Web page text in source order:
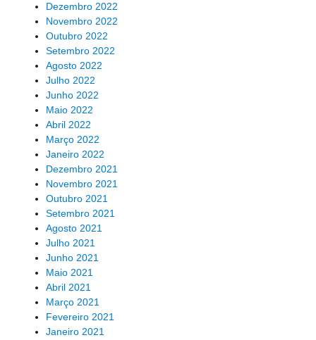
Dezembro 2022
Novembro 2022
Outubro 2022
Setembro 2022
Agosto 2022
Julho 2022
Junho 2022
Maio 2022
Abril 2022
Março 2022
Janeiro 2022
Dezembro 2021
Novembro 2021
Outubro 2021
Setembro 2021
Agosto 2021
Julho 2021
Junho 2021
Maio 2021
Abril 2021
Março 2021
Fevereiro 2021
Janeiro 2021